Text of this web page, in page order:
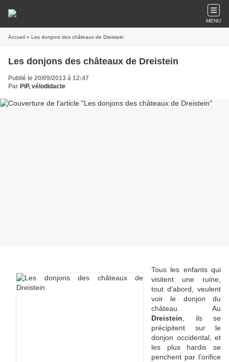
MENU
Accueil » Les donjons des châteaux de Dreistein
Les donjons des châteaux de Dreistein
Publié le 20/09/2013 à 12:47
Par PiP, vélodidacte
Tous les enfants qui
visitent une ruine,
tout d’abord, veulent
voir le donjon du
château. Au
Dreistein , ils se
précipitent sur le
donjon occidental, et
les plus hardis se
penchent par l’orifice